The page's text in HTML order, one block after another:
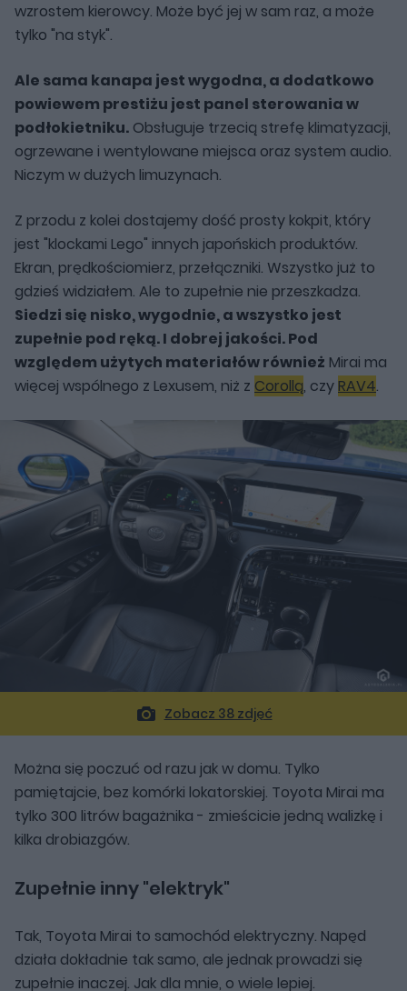
wzrostem kierowcy. Może być jej w sam raz, a może
tylko "na styk".
Ale sama kanapa jest wygodna, a dodatkowo
powiewem prestiżu jest panel sterowania w
podłokietniku. Obsługuje trzecią strefę klimatyzacji,
ogrzewane i wentylowane miejsca oraz system audio.
Niczym w dużych limuzynach.
Z przodu z kolei dostajemy dość prosty kokpit, który
jest "klockami Lego" innych japońskich produktów.
Ekran, prędkościomierz, przełączniki. Wszystko już to
gdzieś widziałem. Ale to zupełnie nie przeszkadza.
Siedzi się nisko, wygodnie, a wszystko jest
zupełnie pod ręką. I dobrej jakości. Pod
względem użytych materiałów również Mirai ma
więcej wspólnego z Lexusem, niż z Corollą, czy RAV4.
Zobacz 38 zdjęć
Można się poczuć od razu jak w domu. Tylko
pamiętajcie, bez komórki lokatorskiej. Toyota Mirai ma
tylko 300 litrów bagażnika - zmieścicie jedną walizkę i
kilka drobiazgów.
Zupełnie inny "elektryk"
Tak, Toyota Mirai to samochód elektryczny. Napęd
działa dokładnie tak samo, ale jednak prowadzi się
zupełnie inaczej. Jak dla mnie, o wiele lepiej.